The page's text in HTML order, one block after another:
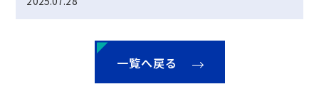
一覧へ戻る